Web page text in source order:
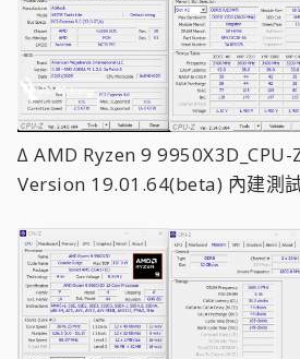
∆ AMD Ryzen 9 9950X3D_CPU-
Version 19.01.64(beta) 內建測